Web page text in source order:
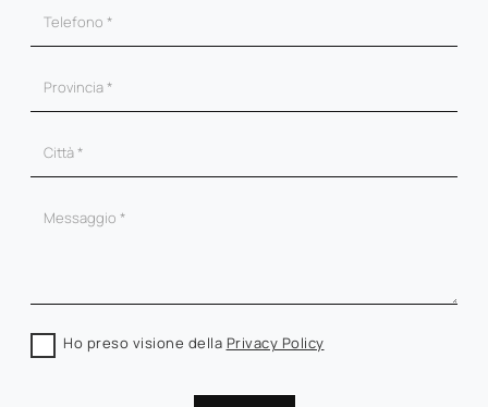
Ho preso visione della Privacy Policy